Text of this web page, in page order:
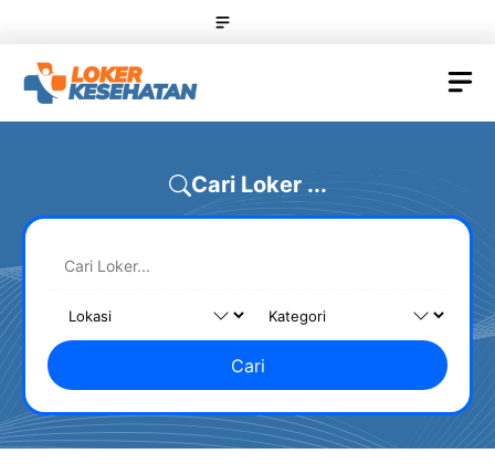
content
Cari Loker ...
Cari